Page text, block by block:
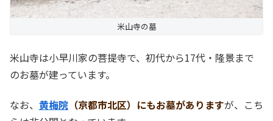
米山寺の墓
米山寺は小早川家の菩提寺で、初代から17代・隆景まで
のお墓が建っています。
なお、 黄梅院 （京都市北区）にもお墓がありますが、こち